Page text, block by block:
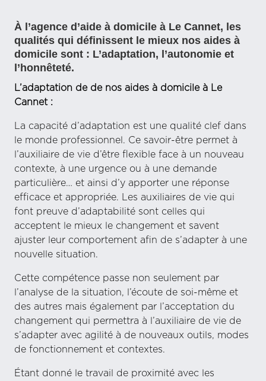
À l’agence d’aide à domicile à Le Cannet, les
qualités qui définissent le mieux nos aides à
domicile sont : L’adaptation, l’autonomie et
l’honnêteté.
L’adaptation de de nos aides à domicile à Le
Cannet :
La capacité d’adaptation est une qualité clef dans
le monde professionnel. Ce savoir-être permet à
l’auxiliaire de vie d’être flexible face à un nouveau
contexte, à une urgence ou à une demande
particulière… et ainsi d’y apporter une réponse
efficace et appropriée. Les auxiliaires de vie qui
font preuve d’adaptabilité sont celles qui
acceptent le mieux le changement et savent
ajuster leur comportement afin de s’adapter à une
nouvelle situation.
Cette compétence passe non seulement par
l’analyse de la situation, l’écoute de soi-même et
des autres mais également par l’acceptation du
changement qui permettra à l’auxiliaire de vie de
s’adapter avec agilité à de nouveaux outils, modes
de fonctionnement et contextes.
Étant donné le travail de proximité avec les